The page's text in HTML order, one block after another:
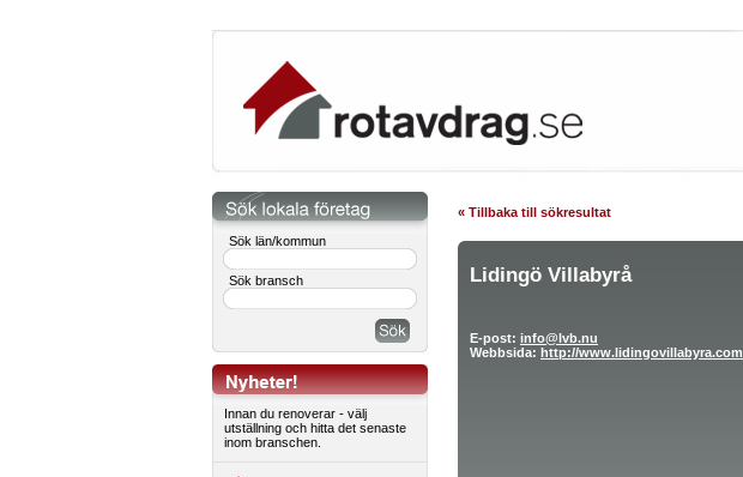
Sök län/kommun
Sök bransch
Innan du renoverar - välj
utställning och hitta det senaste
inom branschen.
« Tillbaka till sökresultat
Lidingö Villabyrå
E-post: info@lvb.nu
Webbsida: http://www.lidingovillabyra.com